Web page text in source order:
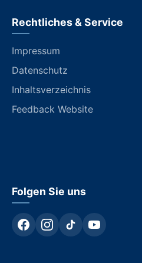
Rechtliches & Service
Impressum
Datenschutz
Inhaltsverzeichnis
Feedback Website
Folgen Sie uns